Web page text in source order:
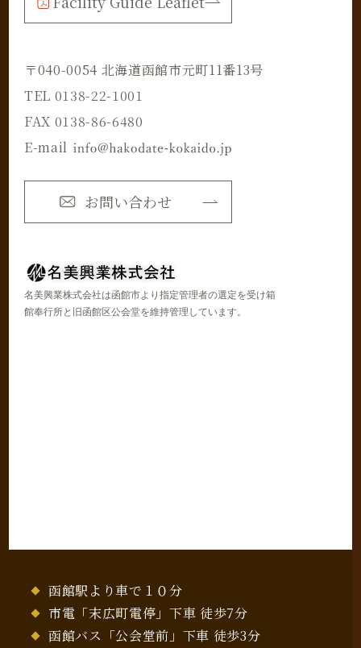
〒040-0054 北海道函館市元町11番13号
TEL 0138-22-1001
FAX 0138-86-6480
E-mail
お問い合わせ
名美興業株式会社は函館市より指定管理者の選定を受け箱
館奉行所と旧函館区公会堂を維持管理しています。
函館駅より車で１０分
市電「末広町電停」下車 徒歩7分
函館バス「公会堂前」下車 徒歩3分